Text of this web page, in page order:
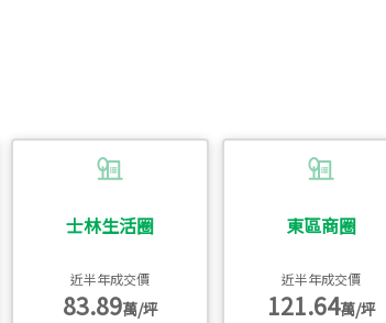
士林生活圈
近半年成交價
83.89萬/坪
東區商圈
近半年成交價
121.64萬/坪